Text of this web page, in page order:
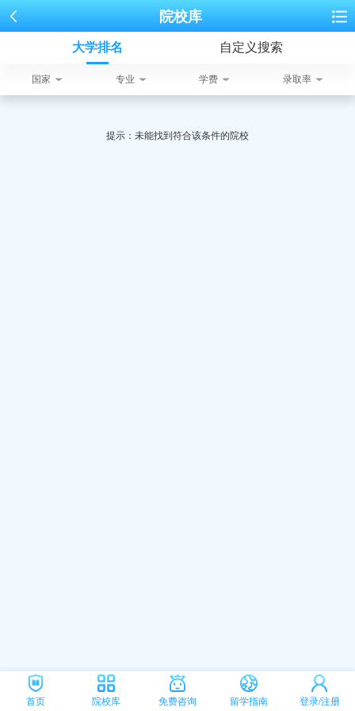
院校库
大学排名 自定义搜索
国家 专业 学费 录取率
提示：未能找到符合该条件的院校
首页 院校库 免费咨询 留学指南 登录/注册